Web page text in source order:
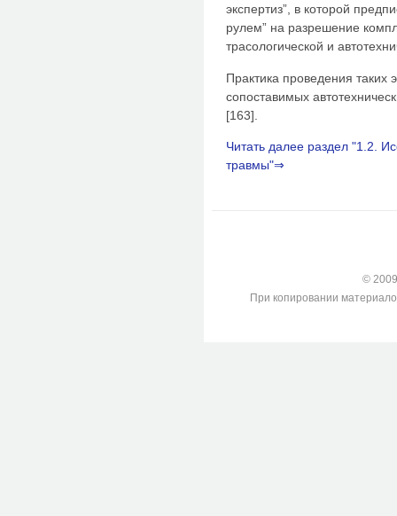
экспертиз”, в которой
рулем” на разрешение
трасологической и
Практика проведения таких
сопоставимых
[163].
Читать далее раздел "1.2.
травмы"⇒
©
При копировании